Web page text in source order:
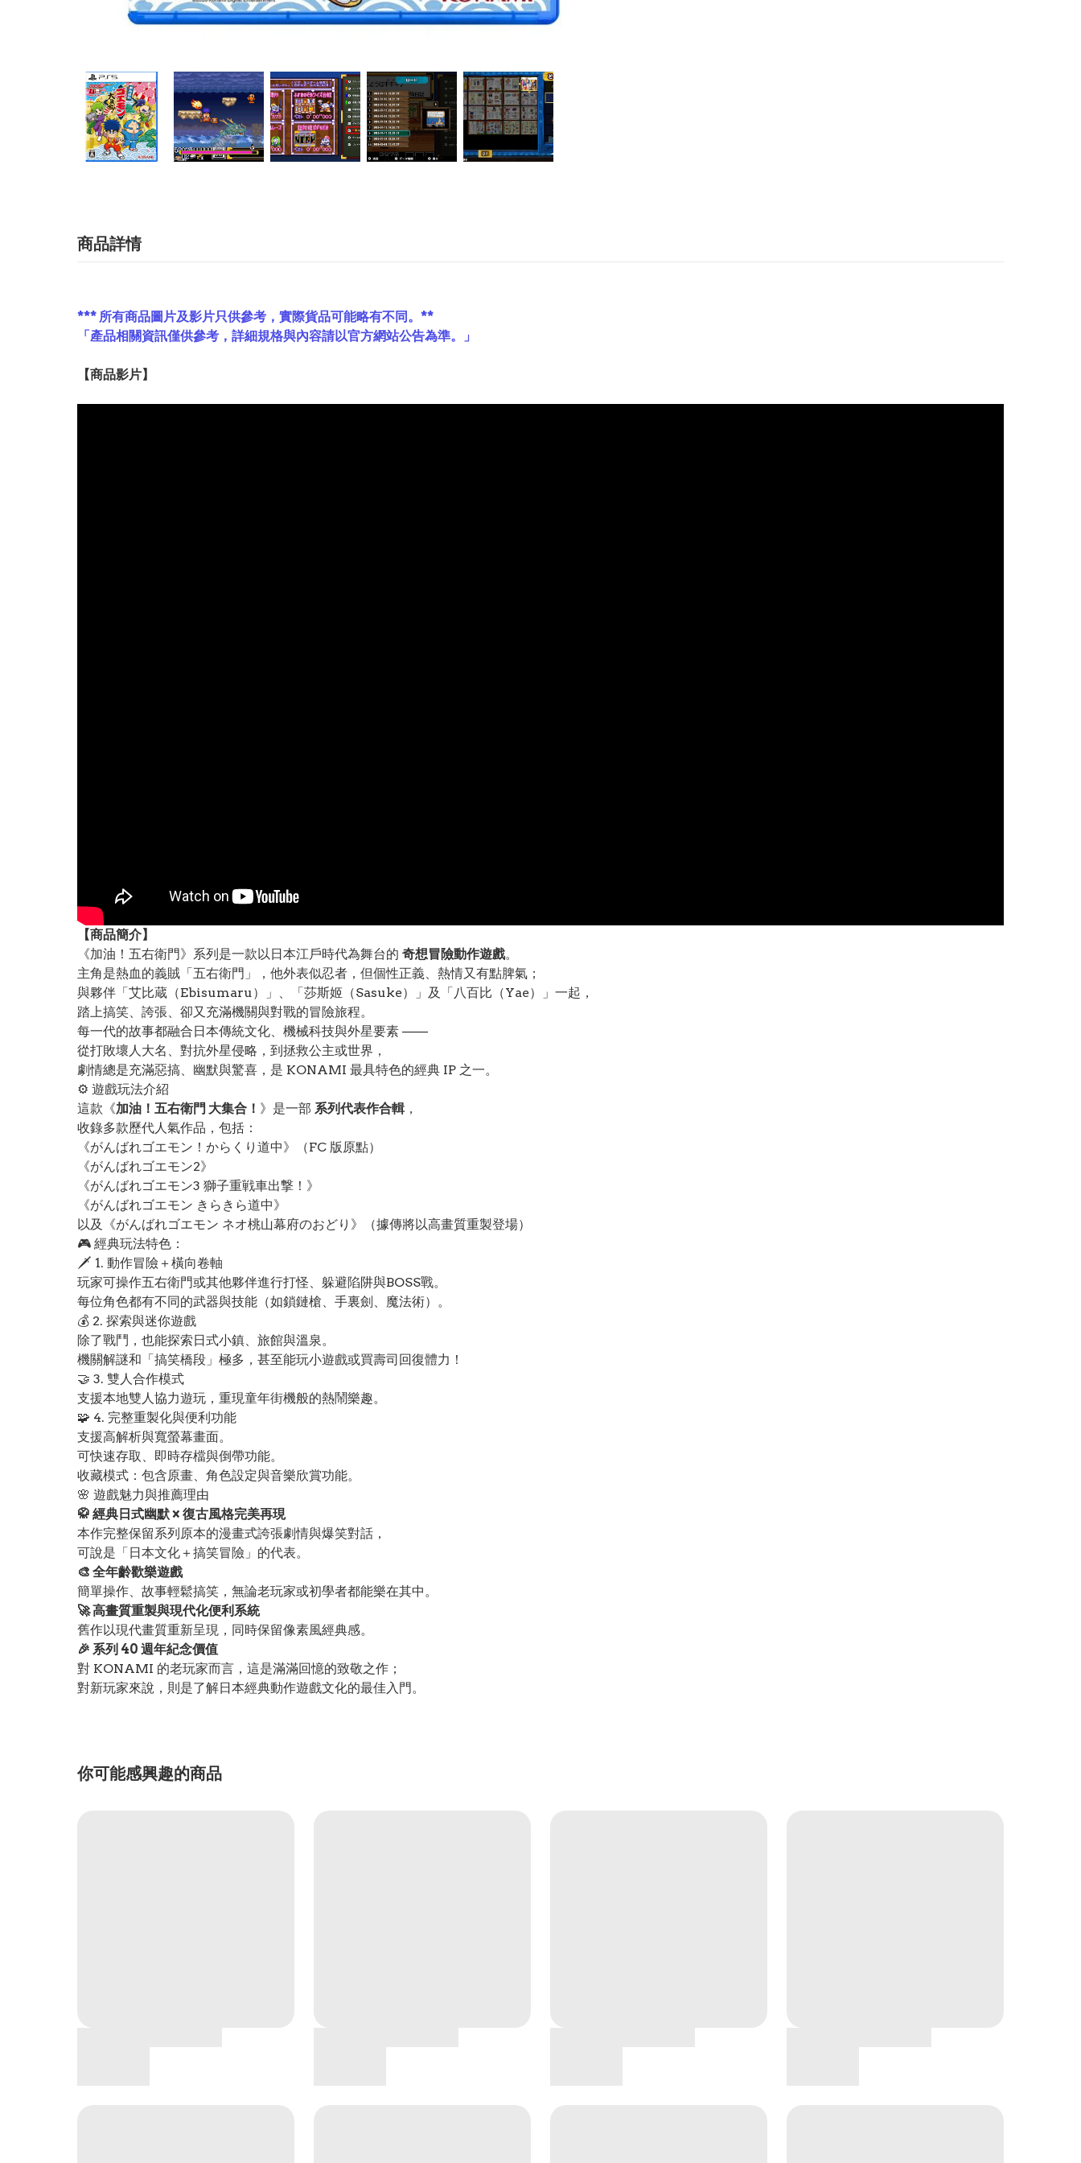
商品詳情
*** 所有商品圖片及影片只供參考，實際貨品可能略有不同。**
「產品相關資訊僅供參考，詳細規格與內容請以官方網站公告為準。」
【商品影片】
【商品簡介】
《加油！五右衛門》系列是一款以日本江戶時代為舞台的 奇想冒險動作遊戲。
主角是熱血的義賊「五右衛門」，他外表似忍者，但個性正義、熱情又有點脾氣；
與夥伴「艾比蔵（Ebisumaru）」、「莎斯姬（Sasuke）」及「八百比（Yae）」一起，
踏上搞笑、誇張、卻又充滿機關與對戰的冒險旅程。
每一代的故事都融合日本傳統文化、機械科技與外星要素 ——
從打敗壞人大名、對抗外星侵略，到拯救公主或世界，
劇情總是充滿惡搞、幽默與驚喜，是 KONAMI 最具特色的經典 IP 之一。
⚙️ 遊戲玩法介紹
這款《加油！五右衛門 大集合！ 》是一部 系列代表作合輯 ，
收錄多款歷代人氣作品，包括：
《がんばれゴエモン！からくり道中》（FC 版原點）
《がんばれゴエモン2》
《がんばれゴエモン3 獅子重戦車出撃！》
《がんばれゴエモン きらきら道中》
以及《がんばれゴエモン ネオ桃山幕府のおどり》（據傳將以高畫質重製登場）
🎮 經典玩法特色：
🗡️ 1. 動作冒險＋橫向卷軸
玩家可操作五右衛門或其他夥伴進行打怪、躲避陷阱與BOSS戰。
每位角色都有不同的武器與技能（如鎖鏈槍、手裏劍、魔法術）。
💰 2. 探索與迷你遊戲
除了戰鬥，也能探索日式小鎮、旅館與溫泉。
機關解謎和「搞笑橋段」極多，甚至能玩小遊戲或買壽司回復體力！
🤝 3. 雙人合作模式
支援本地雙人協力遊玩，重現童年街機般的熱鬧樂趣。
🧩 4. 完整重製化與便利功能
支援高解析與寬螢幕畫面。
可快速存取、即時存檔與倒帶功能。
收藏模式：包含原畫、角色設定與音樂欣賞功能。
🌸 遊戲魅力與推薦理由
🥋 經典日式幽默 × 復古風格完美再現
本作完整保留系列原本的漫畫式誇張劇情與爆笑對話，
可說是「日本文化＋搞笑冒險」的代表。
🎨 全年齡歡樂遊戲
簡單操作、故事輕鬆搞笑，無論老玩家或初學者都能樂在其中。
🚀 高畫質重製與現代化便利系統
舊作以現代畫質重新呈現，同時保留像素風經典感。
🎉 系列 40 週年紀念價值
對 KONAMI 的老玩家而言，這是滿滿回憶的致敬之作；
對新玩家來說，則是了解日本經典動作遊戲文化的最佳入門。
你可能感興趣的商品